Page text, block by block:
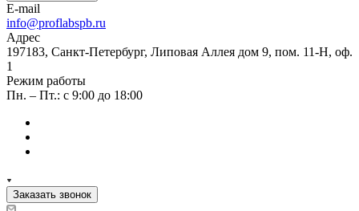
E-mail
info@proflabspb.ru
Адрес
197183, Санкт-Петербург, Липовая Аллея дом 9, пом. 11-Н, оф.
1
Режим работы
Пн. – Пт.: с 9:00 до 18:00
Заказать звонок